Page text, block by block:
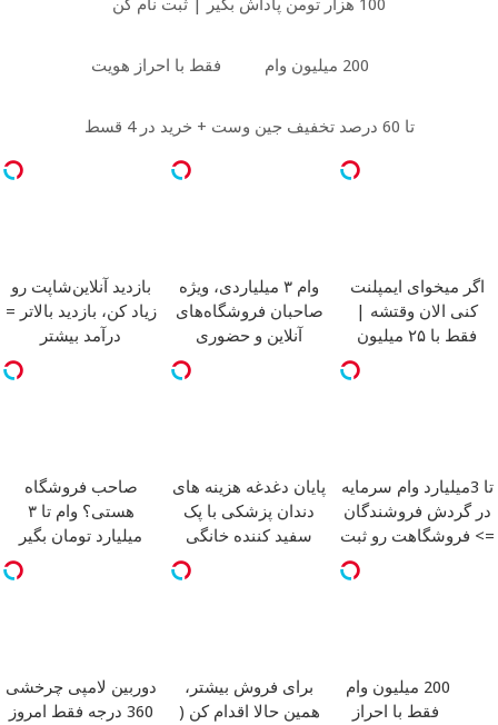
100 هزار تومن پاداش بگیر | ثبت نام کن
200 میلیون وام فقط با احراز هویت
تا 60 درصد تخفیف جین وست + خرید در 4 قسط
اگر میخوای ایمپلنت
کنی الان وقتشه |
فقط با ۲۵ میلیون
وام ۳ میلیاردی، ویژه
صاحبان فروشگاه‌های
آنلاین و حضوری
بازدید آنلاین‌شاپت رو
زیاد کن، بازدید بالاتر =
درآمد بیشتر
تا 3میلیارد وام سرمایه
در گردش فروشندگان
=> فروشگاهت رو ثبت
پایان دغدغه هزینه های
دندان پزشکی با پک
سفید کننده خانگی
صاحب فروشگاه
هستی؟ وام تا ۳
میلیارد تومان بگیر
200 میلیون وام
فقط با احراز
برای فروش بیشتر،
همین حالا اقدام کن (
دوربین لامپی چرخشی
360 درجه فقط امروز